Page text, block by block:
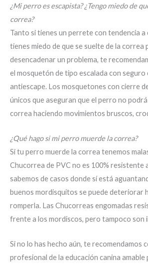
¿Mi perro es escapista? ¿Tengo miedo de
correa?
Tanto si tienes un perrete con tendencia a
tienes miedo de que se suelte de la correa
desencadenar un problema, te
el mosquetón de tipo escalada con seguro
antiescape. Los mosquetones con cierre
únicos que aseguran que el perro no
correa haciendo movimientos bruscos,
¿Qué hago si mi perro muerde la correa?
Si tu perro muerde la correa tenemos
Chucorrea de PVC no es 100% resistente
sabemos de casos donde sí está
buenos mordisquitos se puede deteriorar
romperla. Las Chucorreas engomadas
frente a los mordiscos, pero tampoco son
Si no lo has hecho aún, te recomendamos
profesional de la educación canina